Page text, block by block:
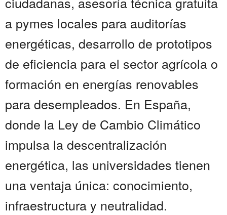
a pymes locales para auditorías
energéticas, desarrollo de prototipos
de eficiencia para el sector agrícola o
formación en energías renovables
para desempleados. En España,
donde la Ley de Cambio Climático
impulsa la descentralización
energética, las universidades tienen
una ventaja única: conocimiento,
infraestructura y neutralidad.